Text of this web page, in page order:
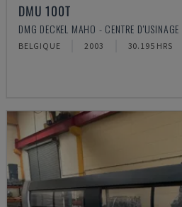
DMU 100T
DMG DECKEL MAHO - CENTRE D'USINAGE
BELGIQUE 2003 30.195 HRS